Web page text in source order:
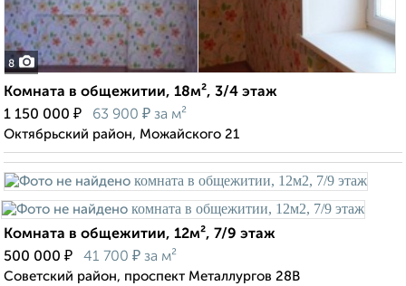
8
Комната в общежитии, 18м², 3/4 этаж
1 150 000 ₽ 63 900 ₽ за м²
Октябрьский район, Можайского 21
Комната в общежитии, 12м², 7/9 этаж
500 000 ₽ 41 700 ₽ за м²
Советский район, проспект Металлургов 28В